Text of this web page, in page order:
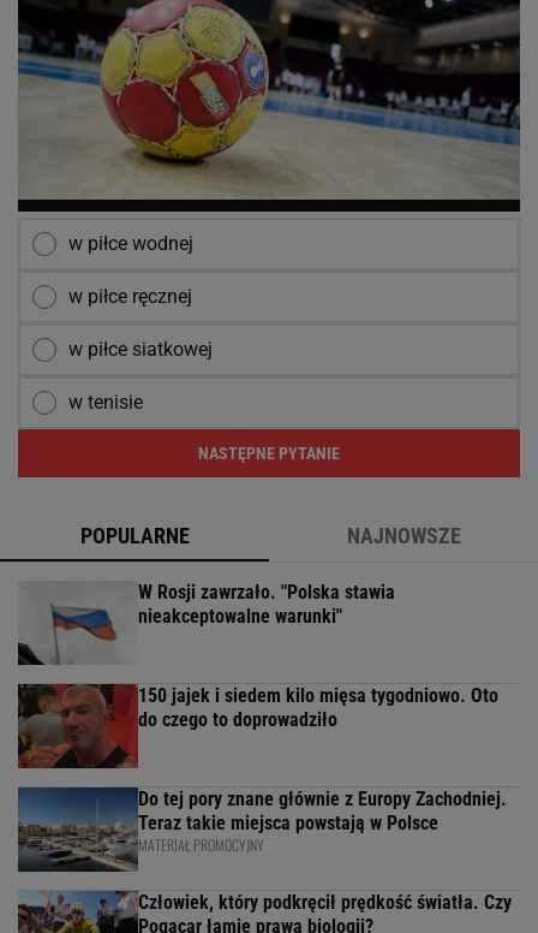
w piłce wodnej
w piłce ręcznej
w piłce siatkowej
w tenisie
NASTĘPNE PYTANIE
POPULARNE NAJNOWSZE
W Rosji zawrzało. "Polska stawia
nieakceptowalne warunki"
150 jajek i siedem kilo mięsa tygodniowo. Oto
do czego to doprowadziło
Do tej pory znane głównie z Europy Zachodniej.
Teraz takie miejsca powstają w Polsce
MATERIAŁ PROMOCYJNY
Człowiek, który podkręcił prędkość światła. Czy
Pogacar łamie prawa biologii?